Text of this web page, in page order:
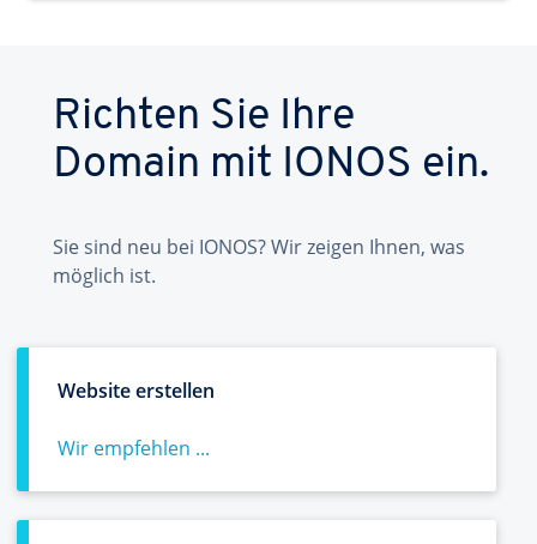
Richten Sie Ihre
Domain mit IONOS ein.
Sie sind neu bei IONOS? Wir zeigen Ihnen, was
möglich ist.
Website erstellen
Wir empfehlen ...